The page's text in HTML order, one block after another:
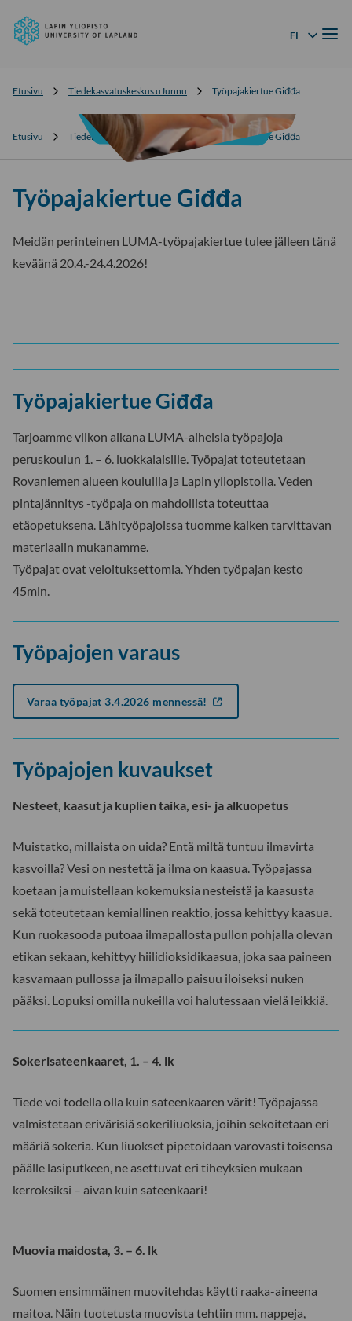
Siirry
suoraan
yliopisto
FI
Kielivalikko
Etusivu Tiedekasvatuskeskus uJunnu Työpajakiertue Giđđa
Etusivu Tiedekasvatuskeskus uJunnu Työpajakiertue Giđđa
Työpajakiertue Giđđa
Meidän perinteinen LUMA-työpajakiertue tulee jälleen tänä
keväänä 20.4.-24.4.2026!
Työpajakiertue Giđđa
Tarjoamme viikon aikana LUMA-aiheisia työpajoja
peruskoulun 1. – 6. luokkalaisille. Työpajat toteutetaan
Rovaniemen alueen kouluilla ja Lapin yliopistolla. Veden
pintajännitys -työpaja on mahdollista toteuttaa
etäopetuksena. Lähityöpajoissa tuomme kaiken tarvittavan
materiaalin mukanamme.
Työpajat ovat veloituksettomia. Yhden työpajan kesto
45min.
Työpajojen varaus
Varaa työpajat 3.4.2026 mennessä!
Työpajojen kuvaukset
Nesteet, kaasut ja kuplien taika, esi- ja alkuopetus
Muistatko, millaista on uida? Entä miltä tuntuu ilmavirta
kasvoilla? Vesi on nestettä ja ilma on kaasua. Työpajassa
koetaan ja muistellaan kokemuksia nesteistä ja kaasusta
sekä toteutetaan kemiallinen reaktio, jossa kehittyy kaasua.
Kun ruokasooda putoaa ilmapallosta pullon pohjalla olevan
etikan sekaan, kehittyy hiilidioksidikaasua, joka saa paineen
kasvamaan pullossa ja ilmapallo paisuu iloiseksi nuken
pääksi. Lopuksi omilla nukeilla voi halutessaan vielä leikkiä.
Sokerisateenkaaret, 1. – 4. lk
Tiede voi todella olla kuin sateenkaaren värit! Työpajassa
valmistetaan erivärisiä sokeriliuoksia, joihin sekoitetaan eri
määriä sokeria. Kun liuokset pipetoidaan varovasti toisensa
päälle lasiputkeen, ne asettuvat eri tiheyksien mukaan
kerroksiksi – aivan kuin sateenkaari!
Muovia maidosta, 3. – 6. lk
Suomen ensimmäinen muovitehdas käytti raaka-aineena
maitoa. Näin tuotetusta muovista tehtiin mm. nappeja,